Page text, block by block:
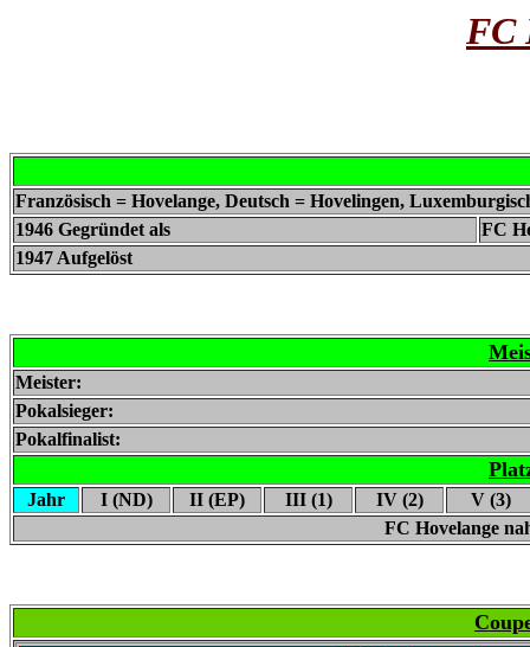
FC
Französisch = Hovelange, Deutsch = Hovelingen,
1946 Gegründet als
FC
1947 Aufgelöst
Meister:
Pokalsieger:
Pokalfinalist:
Jahr I (ND) II (EP) III (1) IV (2)
V (3)
FC Hovelange